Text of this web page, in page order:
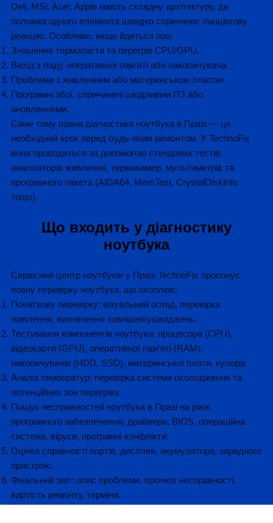
Dell, MSI, Acer, Apple мають складну архітектуру, де
поломка одного елемента швидко спричиняє ланцюгову
реакцію. Особливо, якщо йдеться про:
Зношення термопасти та перегрів CPU/GPU.
Вихід з ладу оперативної пам’яті або накопичувача.
Проблеми з живленням або материнською платою.
Програмні збої, спричинені шкідливим ПЗ або
оновленнями.
Саме тому повна діагностика ноутбука в Празі — це
необхідний крок перед будь-яким ремонтом. У TechnoFix
вона проводиться за допомогою стендових тестів,
аналізаторів живлення, термокамер, мультиметрів та
програмного пакета (AIDA64, MemTest, CrystalDiskInfo
тощо).
Що входить у діагностику
ноутбука
Сервісний центр ноутбуків у Празі TechnoFix пропонує
повну перевірку ноутбука, що охоплює:
Початкову перевірку: візуальний огляд, перевірка
живлення, визначення зовнішніхушкоджень.
Тестування компонентів ноутбука: процесора (CPU),
відеокарти (GPU), оперативної пам’яті (RAM),
накопичувачів (HDD, SSD), материнської плати, кулера.
Аналіз температур: перевірка системи охолодження та
потенційних зон перегріву.
Пошук несправностей ноутбука в Празі на рівні
програмного забезпечення: драйвери, BIOS, операційна
система, віруси, програмні конфлікти.
Оцінка справності портів, дисплея, акумулятора, зарядного
пристрою.
Фінальний звіт: опис проблеми, прогноз несправності,
вартість ремонту, терміни.